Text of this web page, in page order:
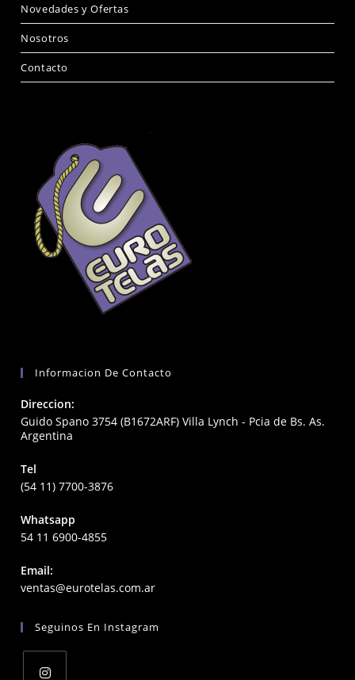
Novedades y Ofertas
Nosotros
Contacto
Informacion De Contacto
Direccion:
Guido Spano 3754 (B1672ARF) Villa Lynch - Pcia de Bs. As.
Argentina
Tel
(54 11) 7700-3876
Whatsapp
54 11 6900-4855
Email:
ventas@eurotelas.com.arOpens
application
Seguinos En Instagram